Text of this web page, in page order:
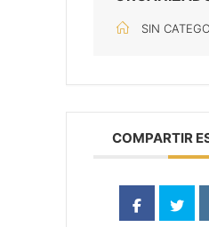
SIN
COMPARTIR